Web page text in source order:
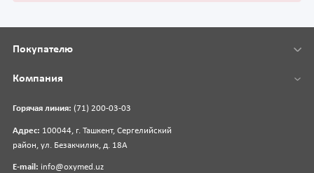
Горячая линия: (71) 200-03-03
Адрес: 100044, г. Ташкент, Сергелийский
район, ул. Безакчилик, д. 18А
E-mail: info@oxymed.uz
Покупателю
Компания